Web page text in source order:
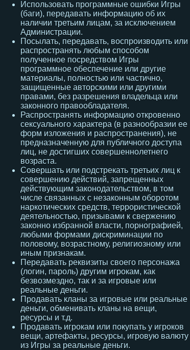
Использовать программные ошибки Игры
(баги), передавать информацию об их
наличии третьим лицам, за исключением
Администрации.
Посылать, передавать, воспроизводить или
распространять любым способом
полученное посредством Игры
программное обеспечение или другие
материалы, полностью или частично,
защищенные авторскими или другими
правами, без разрешения владельца или
законного правообладателя.
Распространять информацию откровенно
сексуального характера (в разнообразии ее
форм изложения и распространения), не
предназначенную для публичного доступа
лиц, не достигших совершеннолетнего
возраста.
Совершать или подстрекать третьих лиц к
совершению действий, запрещенных
действующим законодательством, в том
числе связанных с незаконным оборотом
наркотических средств, террористической
деятельностью, призывами к свержению
законно избранной власти, порнографией,
любыми формами дискриминации по
половому, возрастному, религиозному или
иным признакам.
Передавать реквизиты своего персонажа
(логин, пароль) другим игрокам, как
безвозмездно, так и за игровые или
реальные деньги.
Продавать кланы за игровые или реальные
деньги, обменивать кланы на вещи,
ресурсы и т.д.
Продавать игрокам или покупать у игроков
вещи, артефакты, ресурсы, игровую валюту
из Игры за реальные деньги.